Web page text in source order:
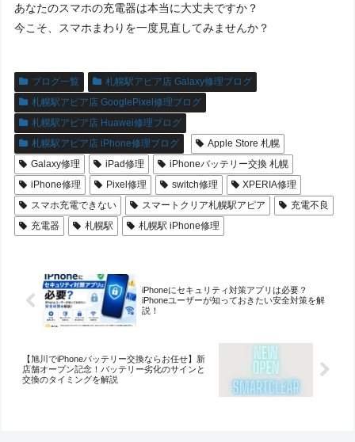
あなたのスマホの充電器は本当に大丈夫ですか？
今こそ、スマホまわりを一度見直してみませんか？
ブログ一覧
札幌駅アピア店 Galaxy修理ブログ
札幌駅アピア店 GooglePixel修理ブログ
札幌駅アピア店 Huawei修理ブログ
札幌駅アピア店 iPhone修理ブログ
Apple Store 札幌
Galaxy修理
iPad修理
iPhoneバッテリー交換 札幌
iPhone修理
Pixel修理 switch修理
XPERIA修理
スマホ充電できない
スマートクリア札幌駅アピア
充電不良
充電器
札幌駅 札幌駅 iPhone修理
iPhoneにセキュリティ対策アプリは必要？
iPhoneユーザーが知っておきたい安全対策を解
説！
【旭川でiPhoneバッテリー交換ならお任せ】新
店舗オープン記念！バッテリー劣化のサインと
交換のタイミングを解説